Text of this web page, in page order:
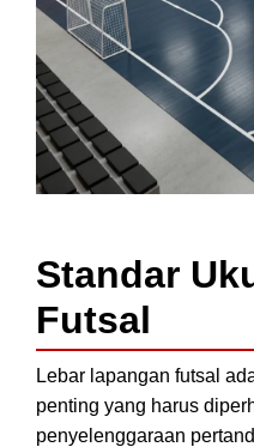
Standar
Futsal
Lebar lapangan futsal
penting yang harus
penyelenggaraan